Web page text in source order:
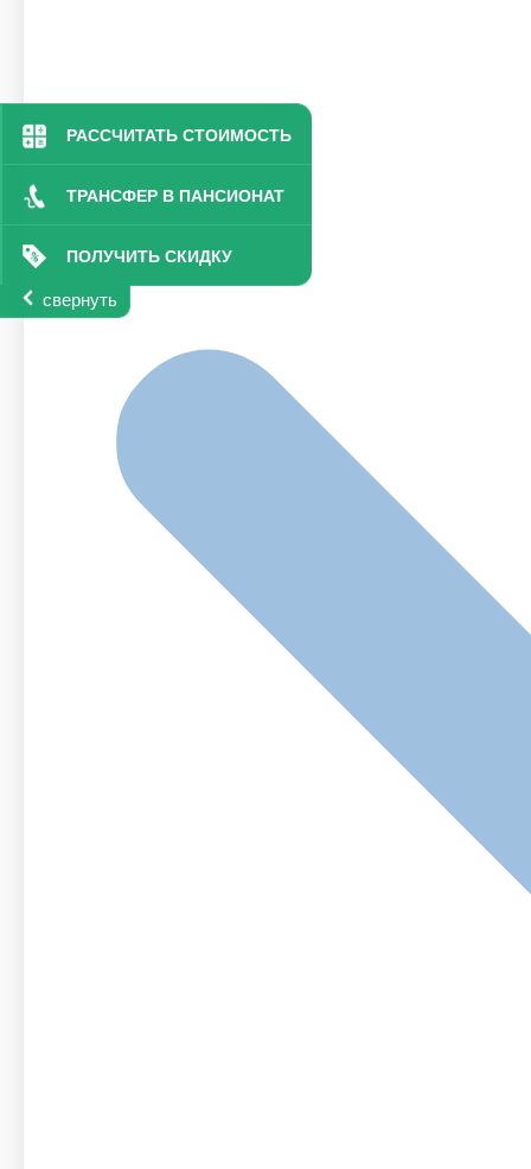
РАССЧИТАТЬ СТОИМОСТЬ
ТРАНСФЕР В ПАНСИОНАТ
ПОЛУЧИТЬ СКИДКУ
свернуть